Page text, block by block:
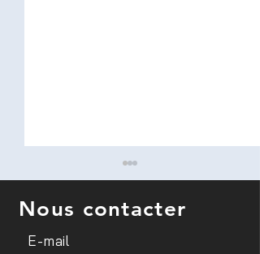
Nous contacter
E-mail